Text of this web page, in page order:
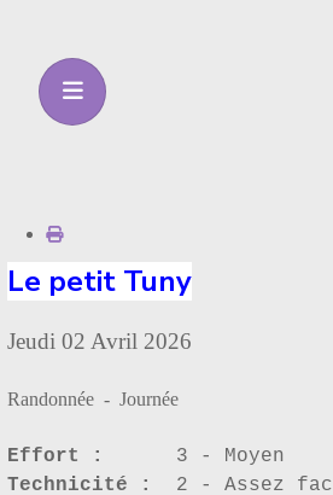
Le petit Tuny
Jeudi 02 Avril 2026
Randonnée - Journée
Effort :
3 - Moyen
Technicité : 2 - Assez